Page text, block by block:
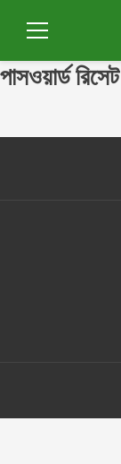
কনটেউডো
মেনু
পাসওয়ার্ড রিসেট